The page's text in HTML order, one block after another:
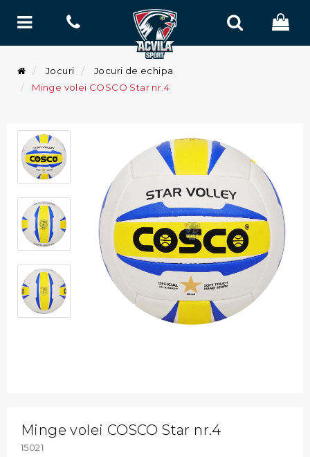
Jocuri
Jocuri de echipa
Minge volei COSCO Star nr.4
Minge volei COSCO Star nr.4
15021